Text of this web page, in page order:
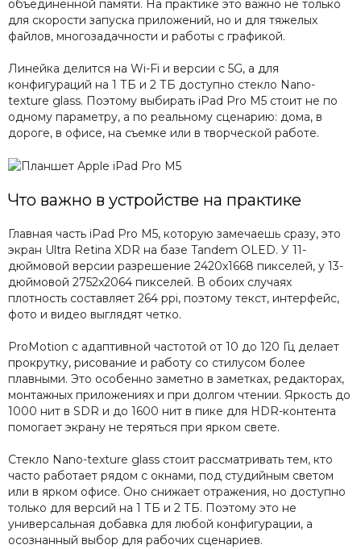
объединенной памяти. На практике это важно не только
для скорости запуска приложений, но и для тяжелых
файлов, многозадачности и работы с графикой.
Линейка делится на Wi-Fi и версии с 5G, а для
конфигураций на 1 ТБ и 2 ТБ доступно стекло Nano-
texture glass. Поэтому выбирать iPad Pro M5 стоит не по
одному параметру, а по реальному сценарию: дома, в
дороге, в офисе, на съемке или в творческой работе.
Что важно в устройстве на практике
Главная часть iPad Pro M5, которую замечаешь сразу, это
экран Ultra Retina XDR на базе Tandem OLED. У 11-
дюймовой версии разрешение 2420x1668 пикселей, у 13-
дюймовой 2752x2064 пикселей. В обоих случаях
плотность составляет 264 ppi, поэтому текст, интерфейс,
фото и видео выглядят четко.
ProMotion с адаптивной частотой от 10 до 120 Гц делает
прокрутку, рисование и работу со стилусом более
плавными. Это особенно заметно в заметках, редакторах,
монтажных приложениях и при долгом чтении. Яркость до
1000 нит в SDR и до 1600 нит в пике для HDR-контента
помогает экрану не теряться при ярком свете.
Стекло Nano-texture glass стоит рассматривать тем, кто
часто работает рядом с окнами, под студийным светом
или в ярком офисе. Оно снижает отражения, но доступно
только для версий на 1 ТБ и 2 ТБ. Поэтому это не
универсальная добавка для любой конфигурации, а
осознанный выбор для рабочих сценариев.